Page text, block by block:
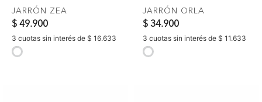
JARRÓN ZEA
$ 49.900
3 cuotas sin interés de $ 16.633
JARRÓN ORLA
$ 34.900
3 cuotas sin interés de $ 11.633